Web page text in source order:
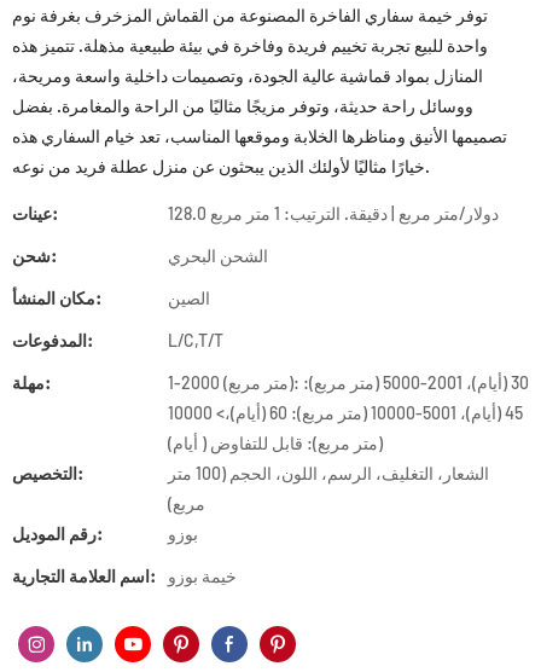
توفر خيمة سفاري الفاخرة المصنوعة من القماش المزخرف بغرفة نوم
واحدة للبيع تجربة تخييم فريدة وفاخرة في بيئة طبيعية مذهلة. تتميز هذه
المنازل بمواد قماشية عالية الجودة، وتصميمات داخلية واسعة ومريحة،
ووسائل راحة حديثة، وتوفر مزيجًا مثاليًا من الراحة والمغامرة. بفضل
تصميمها الأنيق ومناظرها الخلابة وموقعها المناسب، تعد خيام السفاري هذه
خيارًا مثاليًا لأولئك الذين يبحثون عن منزل عطلة فريد من نوعه.
عينات: 128.0 دولار/متر مربع | دقيقة. الترتيب: 1 متر مربع
شحن: الشحن البحري
مكان المنشأ: الصين
المدفوعات: L/C,T/T
مهلة:
1-2000 (متر مربع): 30 (أيام)، 2001-5000 (متر مربع):
45 (أيام)، 5001-10000 (متر مربع): 60 (أيام)،> 10000
(متر مربع): قابل للتفاوض ( أيام)
التخصيص:
الشعار، التغليف، الرسم، اللون، الحجم (100 متر
مربع)
رقم الموديل:
بوزو
اسم العلامة التجارية: خيمة بوزو